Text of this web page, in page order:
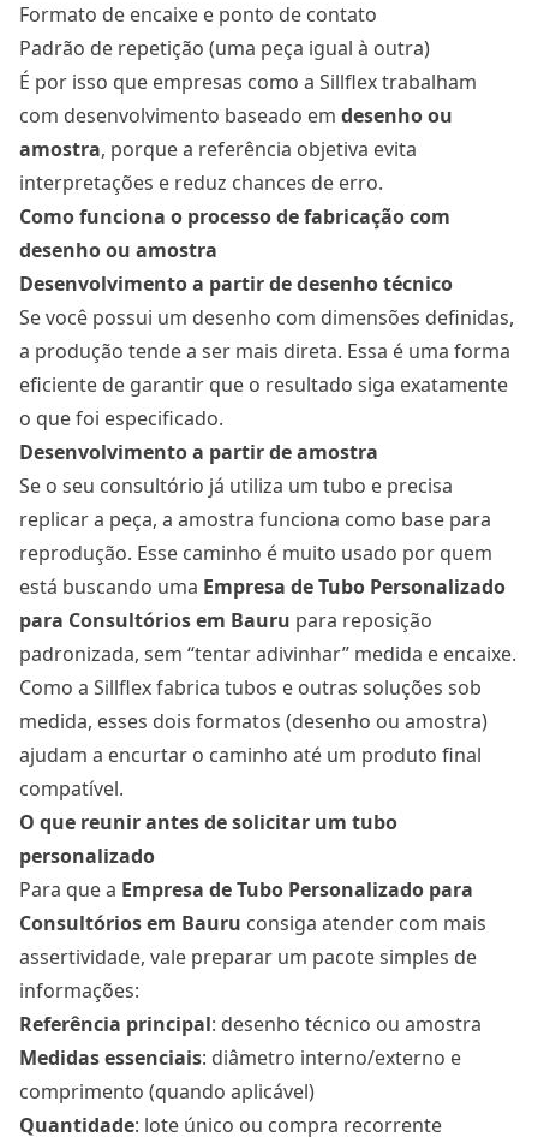
Formato de encaixe e ponto de contato
Padrão de repetição (uma peça igual à outra)
É por isso que empresas como a Sillflex trabalham
com desenvolvimento baseado em desenho ou
amostra, porque a referência objetiva evita
interpretações e reduz chances de erro.
Como funciona o processo de fabricação com
desenho ou amostra
Desenvolvimento a partir de desenho técnico
Se você possui um desenho com dimensões definidas,
a produção tende a ser mais direta. Essa é uma forma
eficiente de garantir que o resultado siga exatamente
o que foi especificado.
Desenvolvimento a partir de amostra
Se o seu consultório já utiliza um tubo e precisa
replicar a peça, a amostra funciona como base para
reprodução. Esse caminho é muito usado por quem
está buscando uma Empresa de Tubo Personalizado
para Consultóriosem Bauru para reposição
padronizada, sem “tentar adivinhar” medida e encaixe.
Como a Sillflex fabrica tubos e outras soluções sob
medida, esses dois formatos (desenho ou amostra)
ajudam a encurtar o caminho até um produto final
compatível.
O que reunir antes de solicitar um tubo
personalizado
Para que a Empresa de Tubo Personalizado para
Consultóriosem Bauru consiga atender com mais
assertividade, vale preparar um pacote simples de
informações:
Referência principal: desenho técnico ou amostra
Medidas essenciais: diâmetro interno/externo e
comprimento (quando aplicável)
Quantidade: lote único ou compra recorrente